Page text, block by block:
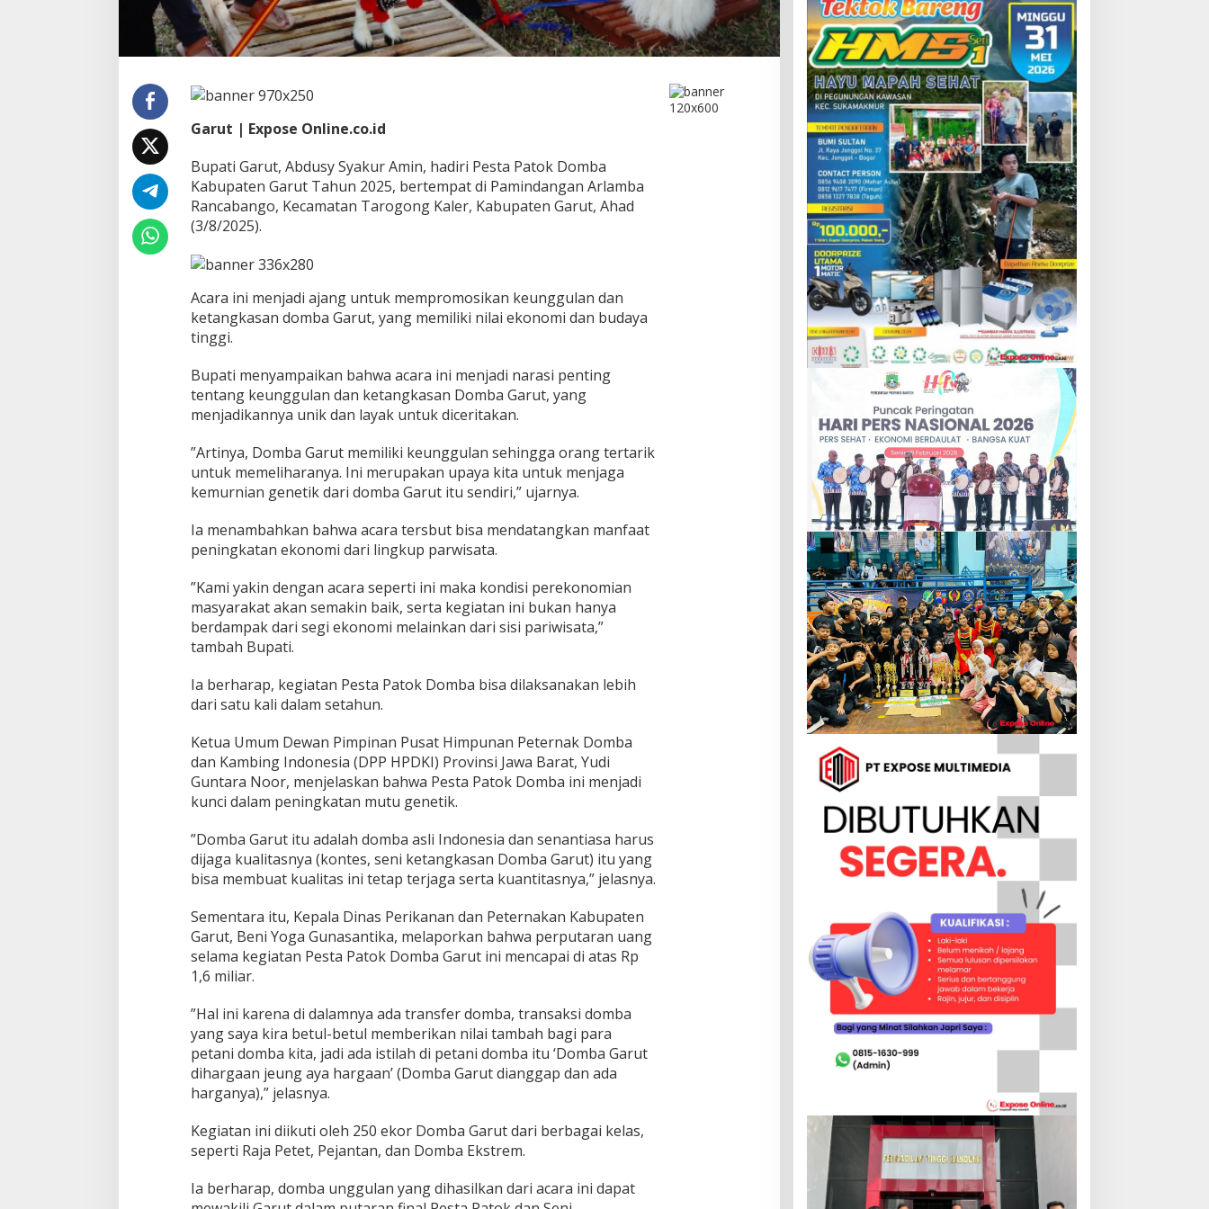
e
s
t
o
D
m
b
Garut | Expose Online.co.id
Bupati Garut, Abdusy Syakur Amin, hadiri Pesta Patok Domba
Kabupaten Garut Tahun 2025, bertempat di Pamindangan Arlamba
Rancabango, Kecamatan Tarogong Kaler, Kabupaten Garut, Ahad
(3/8/2025).
‎‎Acara ini menjadi ajang untuk mempromosikan keunggulan dan
ketangkasan domba Garut, yang memiliki nilai ekonomi dan budaya
tinggi.
‎‎Bupati menyampaikan bahwa acara ini menjadi narasi penting
tentang keunggulan dan ketangkasan Domba Garut, yang
menjadikannya unik dan layak untuk diceritakan.
‎‎”Artinya, Domba Garut memiliki keunggulan sehingga orang tertarik
untuk memeliharanya. Ini merupakan upaya kita untuk menjaga
kemurnian genetik dari domba Garut itu sendiri,” ujarnya.
‎‎Ia menambahkan bahwa acara tersbut bisa mendatangkan manfaat
peningkatan ekonomi dari lingkup parwisata.
‎‎”Kami yakin dengan acara seperti ini maka kondisi perekonomian
masyarakat akan semakin baik, serta kegiatan ini bukan hanya
berdampak dari segi ekonomi melainkan dari sisi pariwisata,”
tambah Bupati.
‎‎Ia berharap, kegiatan Pesta Patok Domba bisa dilaksanakan lebih
dari satu kali dalam setahun.
‎‎Ketua Umum Dewan Pimpinan Pusat Himpunan Peternak Domba
dan Kambing Indonesia (DPP HPDKI) Provinsi Jawa Barat, Yudi
Guntara Noor, menjelaskan bahwa Pesta Patok Domba ini menjadi
kunci dalam peningkatan mutu genetik.
‎‎”Domba Garut itu adalah domba asli Indonesia dan senantiasa harus
dijaga kualitasnya (kontes, seni ketangkasan Domba Garut) itu yang
bisa membuat kualitas ini tetap terjaga serta kuantitasnya,” jelasnya.
‎‎Sementara itu, Kepala Dinas Perikanan dan Peternakan Kabupaten
Garut, Beni Yoga Gunasantika, melaporkan bahwa perputaran uang
selama kegiatan Pesta Patok Domba Garut ini mencapai di atas Rp
1,6 miliar.
‎‎”Hal ini karena di dalamnya ada transfer domba, transaksi domba
yang saya kira betul-betul memberikan nilai tambah bagi para
petani domba kita, jadi ada istilah di petani domba itu ‘Domba Garut
dihargaan jeung aya hargaan’ (Domba Garut dianggap dan ada
harganya),” jelasnya.
‎‎Kegiatan ini diikuti oleh 250 ekor Domba Garut dari berbagai kelas,
seperti Raja Petet, Pejantan, dan Domba Ekstrem.
‎‎Ia berharap, domba unggulan yang dihasilkan dari acara ini dapat